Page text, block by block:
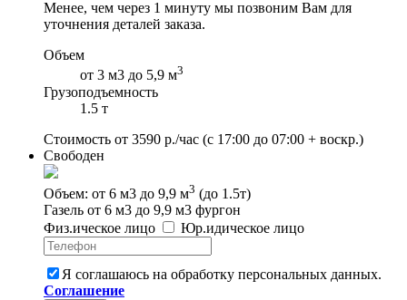
Менее, чем через 1 минуту мы позвоним Вам для
уточнения деталей заказа.
Объем
от 3 м3 до 5,9 м3
Грузоподъемность
1.5 т
Стоимость от 3590 р./час (с 17:00 до 07:00 + воскр.)
Свободен
Объем: от 6 м3 до 9,9 м3 (до 1.5т)
Газель от 6 м3 до 9,9 м3 фургон
Физ.ическое лицо Юр.идическое лицо
Я соглашаюсь на обработку персональных данных.
Соглашение